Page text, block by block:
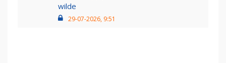
wilde
29-07-2026, 9:51